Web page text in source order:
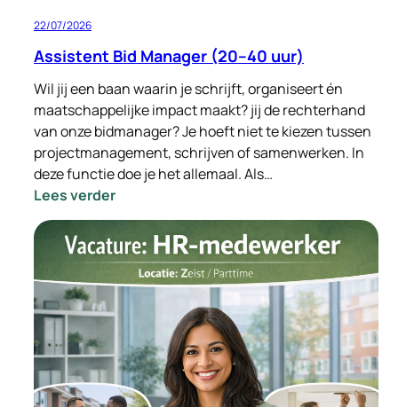
22/07/2026
Assistent Bid Manager (20–40 uur)
Wil jij een baan waarin je schrijft, organiseert én
maatschappelijke impact maakt? jij de rechterhand
van onze bidmanager? Je hoeft niet te kiezen tussen
projectmanagement, schrijven of samenwerken. In
deze functie doe je het allemaal. Als…
Lees verder:
Assistent
Bid
Manager
(20–